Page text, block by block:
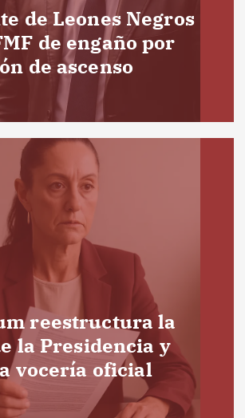
de Leones Negros
de engaño por
de ascenso
reestructura la
la Presidencia y
vocería oficial